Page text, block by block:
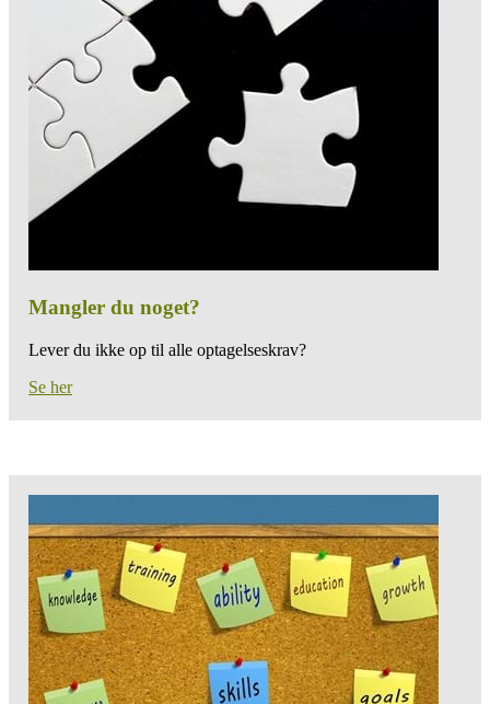
Mangler du noget?
Lever du ikke op til alle optagelseskrav?
Se her